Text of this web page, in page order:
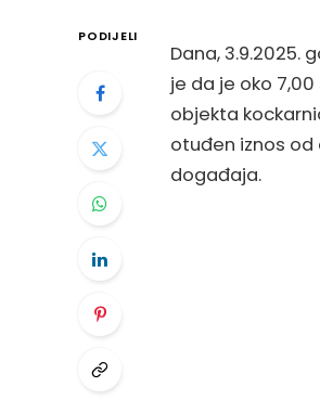
PODIJELI
Dana, 3.9.2025.
je da je oko
objekta
otuđen iznos od
događaja.